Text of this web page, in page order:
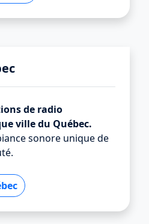
de radio
ville du Québec.
sonore unique de